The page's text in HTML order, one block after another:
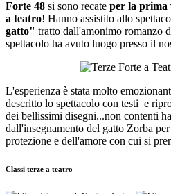
Forte 48 si sono recate per la prima
a teatro! Hanno assistito allo
gatto" tratto dall'amonimo romanzo
spettacolo ha avuto luogo presso il
L'esperienza è stata molto
descritto lo spettacolo con testi e
dei bellissimi disegni...non contenti
dall'insegnamento del gatto Zorba
protezione e dell'amore con cui si
Classi terze a teatro